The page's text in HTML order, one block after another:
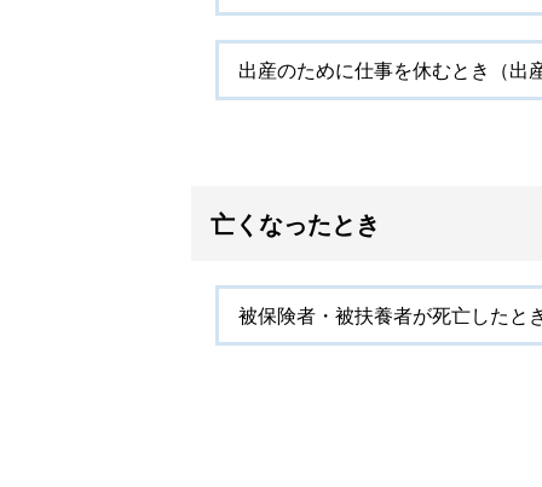
出産のために仕事を休むとき（出
亡くなったとき
被保険者・被扶養者が死亡したと